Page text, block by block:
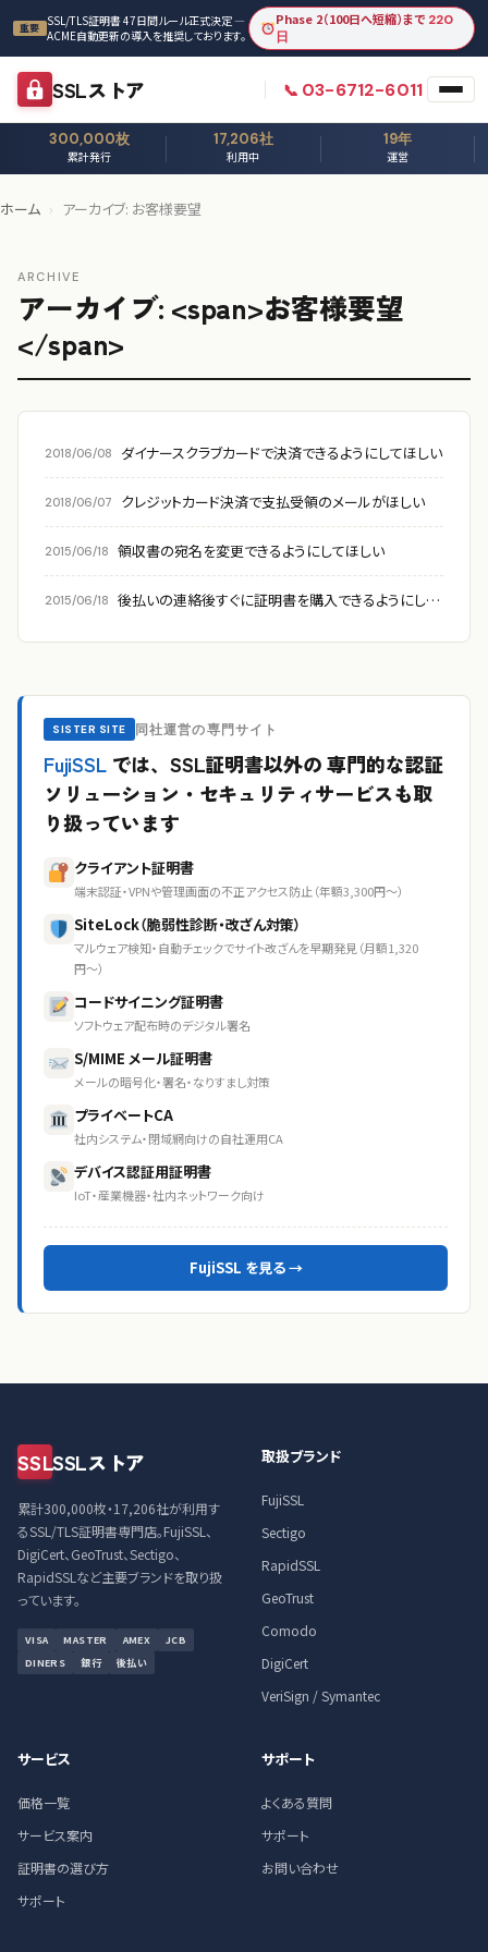
本文へスキップ
重要 SSL/TLS証明書 47日間ルール正式決定 —
ACME自動更新の導入を推奨しております。
Phase 2（100日へ短縮）まで 220
日
SSLストア 03-6712-6011
300,000枚
累計発行
17,206社
利用中
19年
運営
ホーム › アーカイブ: お客様要望
ARCHIVE
アーカイブ: <span>お客様要望
</span>
2018/06/08 ダイナースクラブカードで決済できるようにしてほしい
2018/06/07 クレジットカード決済で支払受領のメールがほしい
2015/06/18 領収書の宛名を変更できるようにしてほしい
2015/06/18 後払いの連絡後すぐに証明書を購入できるようにしてほしい
SISTER SITE 同社運営の専門サイト
FujiSSLでは、SSL証明書以外の専門的な認証
ソリューション・セキュリティサービスも取
り扱っています
クライアント証明書
端末認証・VPNや管理画面の不正アクセス防止（年額3,300円〜）
SiteLock（脆弱性診断・改ざん対策）
マルウェア検知・自動チェックでサイト改ざんを早期発見（月額1,320
円〜）
コードサイニング証明書
ソフトウェア配布時のデジタル署名
S/MIME メール証明書
メールの暗号化・署名・なりすまし対策
プライベートCA
社内システム・閉域網向けの自社運用CA
デバイス認証用証明書
IoT・産業機器・社内ネットワーク向け
FujiSSL を見る →
SSLSSLストア
累計300,000枚・17,206社が利用す
るSSL/TLS証明書専門店。FujiSSL、
DigiCert、GeoTrust、Sectigo、
RapidSSLなど主要ブランドを取り扱
っています。
VISA MASTER AMEX
JCB
DINERS
銀行 後払い
取扱ブランド
FujiSSL
Sectigo
RapidSSL
GeoTrust
Comodo
DigiCert
VeriSign / Symantec
サービス
価格一覧
サービス案内
証明書の選び方
サポート
サポート
よくある質問
サポート
お問い合わせ